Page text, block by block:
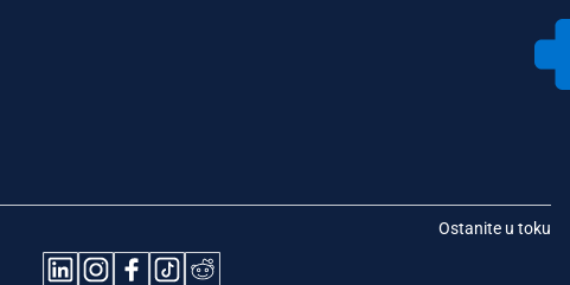
Ostanite u toku